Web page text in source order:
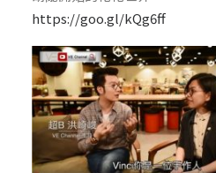
https://goo.gl/kQg6ff